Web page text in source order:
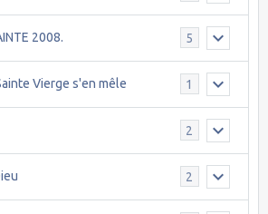
2008. 5
Vierge s'en mêle 1
2
2